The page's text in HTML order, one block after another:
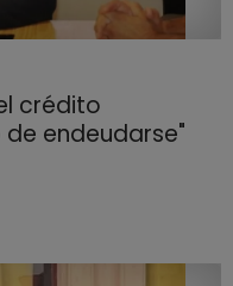
crédito
endeudarse"